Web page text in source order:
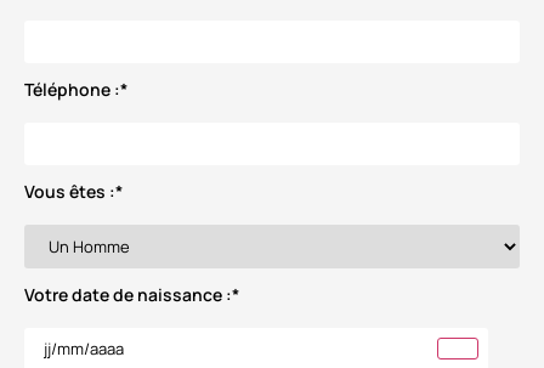
Téléphone :*
Vous êtes :*
Votre date de naissance :*